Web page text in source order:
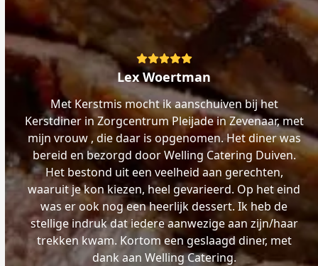
Rating:
5
Lex Woertman
Met Kerstmis mocht ik aanschuiven bij het
Kerstdiner in Zorgcentrum Pleijade in Zevenaar, met
mijn vrouw , die daar is opgenomen. Het diner was
bereid en bezorgd door Welling Catering Duiven.
Het bestond uit een veelheid aan gerechten,
waaruit je kon kiezen, heel gevarieerd. Op het eind
was er ook nog een heerlijk dessert. Ik heb de
stellige indruk dat iedere aanwezige aan zijn/haar
trekken kwam. Kortom een geslaagd diner, met
dank aan Welling Catering.